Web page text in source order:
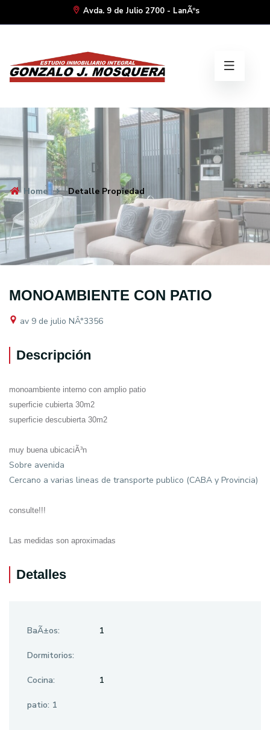
Avda. 9 de Julio 2700 - LanÃºs
Home Detalle Propiedad
MONOAMBIENTE CON PATIO
av 9 de julio NÂ°3356
Descripción
monoambiente interno con amplio patio
superficie cubierta 30m2
superficie descubierta 30m2
muy buena ubicaciÃ³n
Sobre avenida
Cercano a varias lineas de transporte publico (CABA y Provincia)
consulte!!!
Las medidas son aproximadas
Detalles
BaÃ±os: 1
Dormitorios:
Cocina: 1
patio: 1